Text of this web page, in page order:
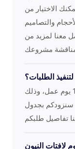
الاختيار من
والتصاميم
معنا لمزيد من
الطلبات؟
ج: تتراوح مدة التسليم عادةً بين 7 و15 يوم عمل، وذلك
بجدول